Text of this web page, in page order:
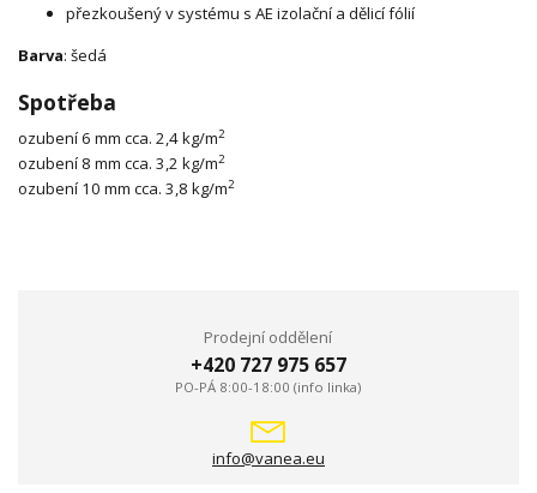
přezkoušený v systému s AE izolační a dělicí fólií
Barva: šedá
Spotřeba
ozubení 6 mm cca. 2,4 kg/m2
ozubení 8 mm cca. 3,2 kg/m2
ozubení 10 mm cca. 3,8 kg/m2
Prodejní oddělení
+420 727 975 657
PO-PÁ 8:00-18:00 (info linka)
info@vanea.eu